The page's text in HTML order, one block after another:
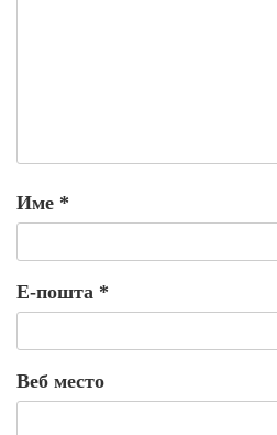
Име *
Е-пошта *
Веб место